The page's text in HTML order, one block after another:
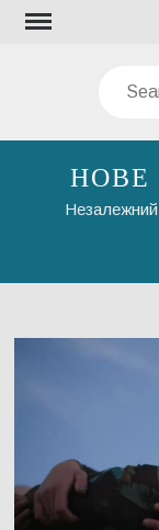
Skip
Search
НОВЕ
Незалежний